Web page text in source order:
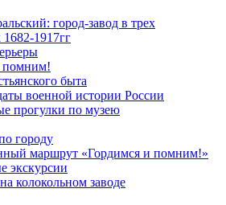
город-завод в трех
1917гг
помним!
быта
военной истории России
прогулки по музею
городу
маршрут «Гордимся и помним!»
экскурсии
колокольном заводе